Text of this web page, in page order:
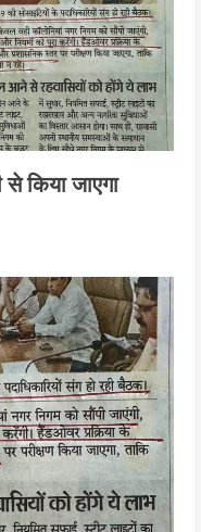
से किया जाएगा